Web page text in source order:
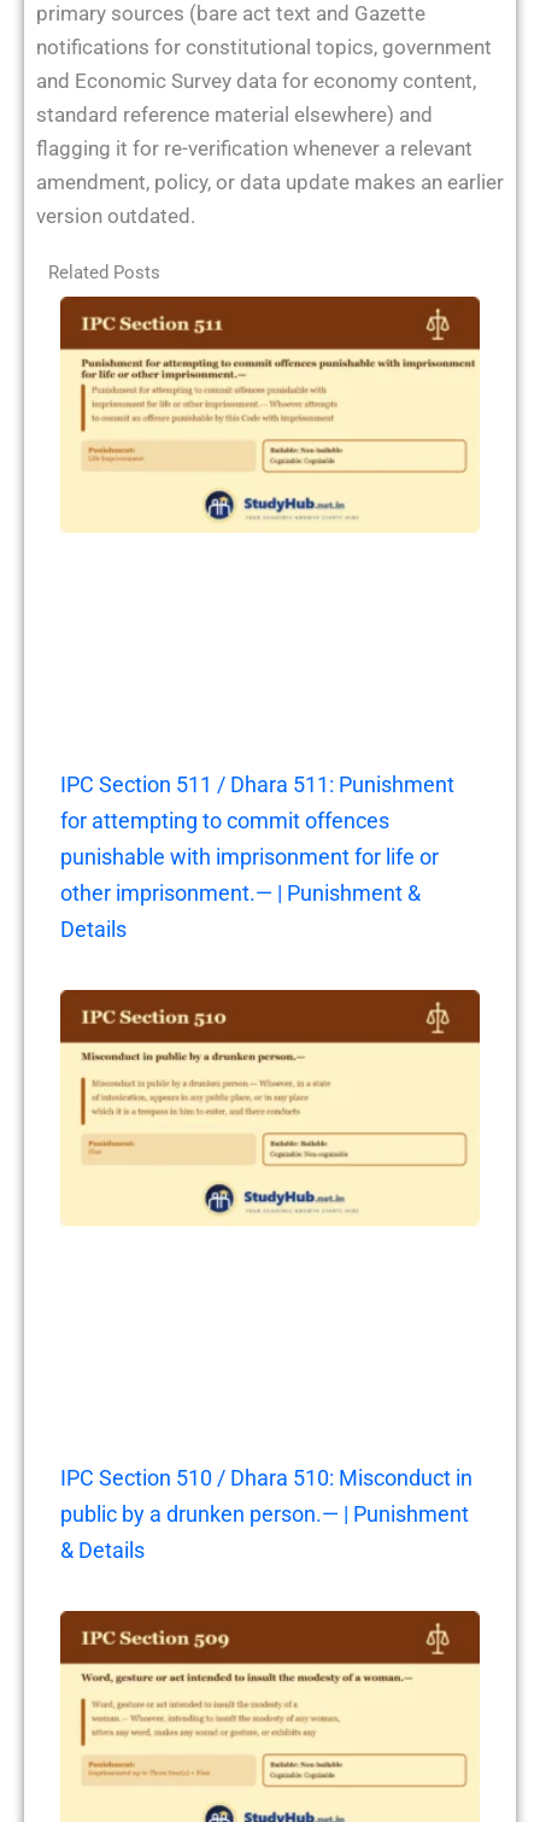
primary sources (bare act text and Gazette
notifications for constitutional topics, government
and Economic Survey data for economy content,
standard reference material elsewhere) and
flagging it for re-verification whenever a relevant
amendment, policy, or data update makes an earlier
version outdated.
Related Posts
IPC Section 511 / Dhara 511: Punishment
for attempting to commit offences
punishable with imprisonment for life or
other imprisonment.— | Punishment &
Details
IPC Section 510 / Dhara 510: Misconduct in
public by a drunken person.— | Punishment
& Details